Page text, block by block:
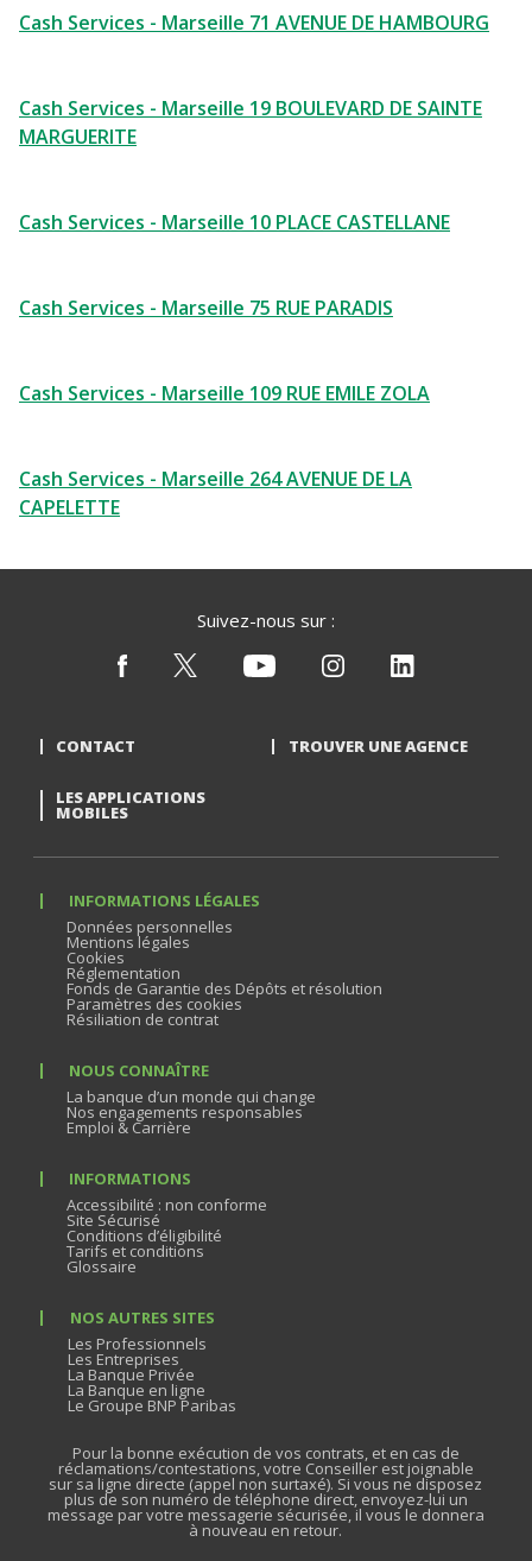
Cash Services - Marseille 71 AVENUE DE HAMBOURG
Cash Services - Marseille 19 BOULEVARD DE SAINTE
MARGUERITE
Cash Services - Marseille 10 PLACE CASTELLANE
Cash Services - Marseille 75 RUE PARADIS
Cash Services - Marseille 109 RUE EMILE ZOLA
Cash Services - Marseille 264 AVENUE DE LA
CAPELETTE
Suivez-nous sur :
CONTACT TROUVER UNE AGENCE
LES APPLICATIONS
MOBILES
INFORMATIONS LÉGALES
Données personnelles
Mentions légales
Cookies
Réglementation
Fonds de Garantie des Dépôts et résolution
Paramètres des cookies
Résiliation de contrat
NOUS CONNAÎTRE
La banque d’un monde qui change
Nos engagements responsables
Emploi & Carrière
INFORMATIONS
Accessibilité : non conforme
Site Sécurisé
Conditions d’éligibilité
Tarifs et conditions
Glossaire
NOS AUTRES SITES
Les Professionnels
Les Entreprises
La Banque Privée
La Banque en ligne
Le Groupe BNP Paribas
Pour la bonne exécution de vos contrats, et en cas de
réclamations/contestations, votre Conseiller est joignable
sur sa ligne directe (appel non surtaxé). Si vous ne disposez
plus de son numéro de téléphone direct, envoyez-lui un
message par votre messagerie sécurisée, il vous le donnera
à nouveau en retour.